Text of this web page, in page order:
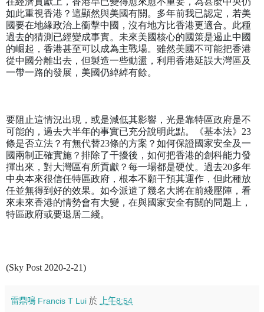
如此重視香港？這顯然與美國有關。多年前我已認定，若美
國要在地緣政治上衝擊中國，沒有地方比香港更適合。此種
過去的猜測已經變成事實。未來美國核心的國策是遏止中國
的崛起，香港甚至可以成為主戰場。雖然美國不可能把香港
從中國分離出去，但製造一些動盪，利用香港延誤大灣區及
一帶一路的發展，美國仍綽綽有餘。
要阻止這情況出現，或是減低其影響，光是靠特區政府是不
可能的，過去大半年的事實已充分說明此點。《基本法》 23
條是否立法？有無代替23條的方案？如何保證國家安全及一
國兩制正確實施？排除了干擾後，如何把香港的創科能力發
揮出來，對大灣區有所貢獻？每一場都是硬仗。過去20多年
中央本來很信任特區政府，根本不願干預其運作，但此種放
任並無得到好的效果。如今派遣了幾名大將在前綫壓陣，看
來未來香港的情勢會有大變，在與國家安全有關的問題上，
特區政府或要退居二綫。
(Sky Post 2020-2-21)
雷鼎鳴 Francis T Lui 於 上午8:54